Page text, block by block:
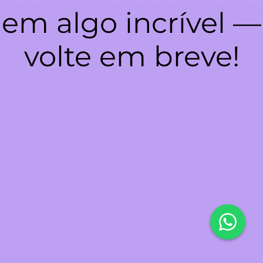
em algo incrível —
volte em breve!